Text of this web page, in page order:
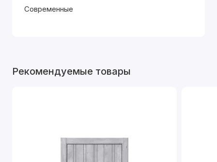
Современные
Рекомендуемые товары